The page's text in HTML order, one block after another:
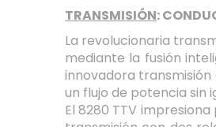
TRANSMISIÓN:
La revolucionaria
mediante la fusión
innovadora
un flujo de potencia sin
El 8280 TTV